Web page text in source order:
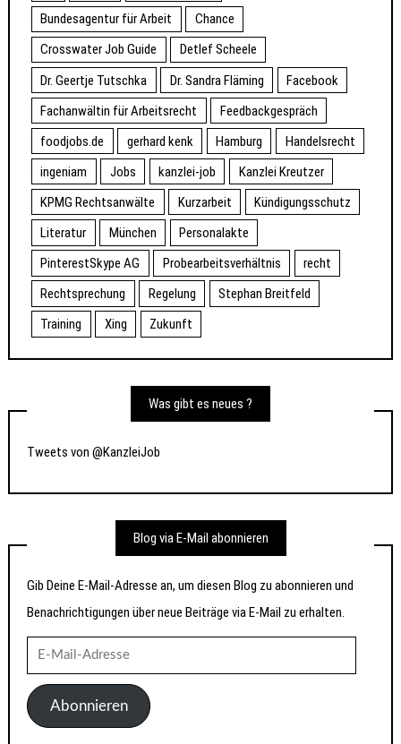
Bundesagentur für Arbeit
Chance
Crosswater Job Guide
Detlef Scheele
Dr. Geertje Tutschka
Dr. Sandra Fläming
Facebook
Fachanwältin für Arbeitsrecht
Feedbackgespräch
foodjobs.de
gerhard kenk Hamburg
Handelsrecht
ingeniam
Jobs kanzlei-job
Kanzlei Kreutzer
KPMG Rechtsanwälte
Kurzarbeit
Kündigungsschutz
Literatur
München
Personalakte
PinterestSkype AG
Probearbeitsverhältnis
recht
Rechtsprechung
Regelung
Stephan Breitfeld
Training
Xing Zukunft
Was gibt es neues ?
Tweets von @KanzleiJob
Blog via E-Mail abonnieren
Gib Deine E-Mail-Adresse an, um diesen Blog zu abonnieren und
Benachrichtigungen über neue Beiträge via E-Mail zu erhalten.
Mail-
AdresseAbonnieren